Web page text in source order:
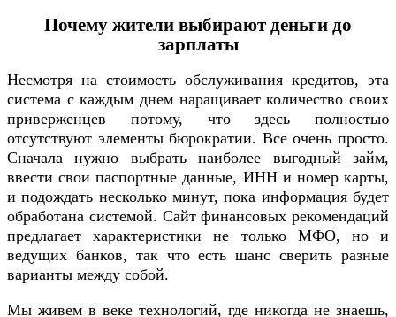
Почему жители выбирают деньги до
зарплаты
Несмотря на стоимость обслуживания кредитов, эта
система с каждым днем наращивает количество своих
приверженцев потому, что здесь полностью
отсутствуют элементы бюрократии. Все очень просто.
Сначала нужно выбрать наиболее выгодный займ,
ввести свои паспортные данные, ИНН и номер карты,
и подождать несколько минут, пока информация будет
обработана системой. Сайт финансовых рекомендаций
предлагает характеристики не только МФО, но и
ведущих банков, так что есть шанс сверить разные
варианты между собой.
Мы живем в веке технологий, где никогда не знаешь,